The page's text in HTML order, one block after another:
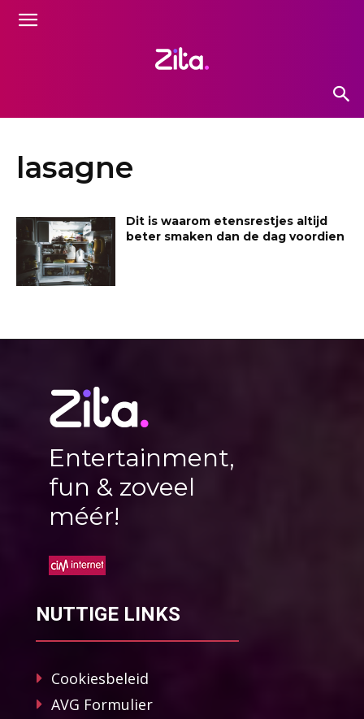
lasagne
Dit is waarom etensrestjes altijd
beter smaken dan de dag voordien
Entertainment,
fun & zoveel
méér!
NUTTIGE LINKS
Cookiesbeleid
AVG Formulier